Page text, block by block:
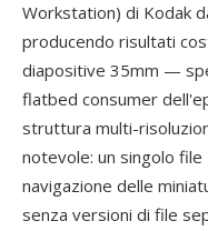
Workstation) di Kodak
producendo risultati
diapositive 35mm —
flatbed consumer
struttura multi-
notevole: un singolo
navigazione delle
senza versioni di file